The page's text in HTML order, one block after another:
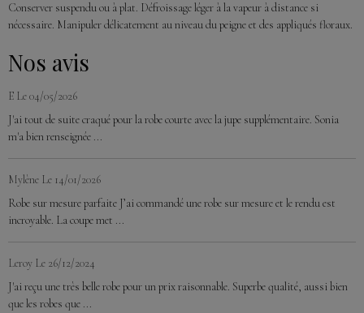
Conserver suspendu ou à plat. Défroissage léger à la vapeur à distance si
nécessaire. Manipuler délicatement au niveau du peigne et des appliqués floraux.
Nos avis
E Le 04/05/2026
J'ai tout de suite craqué pour la robe courte avec la jupe supplémentaire. Sonia
m'a bien renseignée ...
Mylène Le 14/01/2026
Robe sur mesure parfaite J’ai commandé une robe sur mesure et le rendu est
incroyable. La coupe met ...
Leroy Le 26/12/2024
J'ai reçu une très belle robe pour un prix raisonnable. Superbe qualité, aussi bien
que les robes que ...